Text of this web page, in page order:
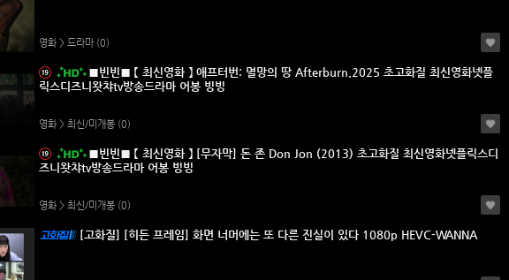
영화 > 드라마 (0)
■빈빈■ 【 최신영화 】 애프터번: 멸망의 땅 Afterburn.2025 초고화질 최신영화넷플
릭스디즈니왓챠tv방송드라마 어봉 빙빙
영화 > 최신/미개봉 (0)
■빈빈■ 【 최신영화 】 [무자막] 돈 존 Don Jon (2013) 초고화질 최신영화넷플릭스디
즈니왓챠tv방송드라마 어봉 빙빙
영화 > 최신/미개봉 (0)
[고화질] [히든 프레임] 화면 너머에는 또 다른 진실이 있다 1080p HEVC-WANNA